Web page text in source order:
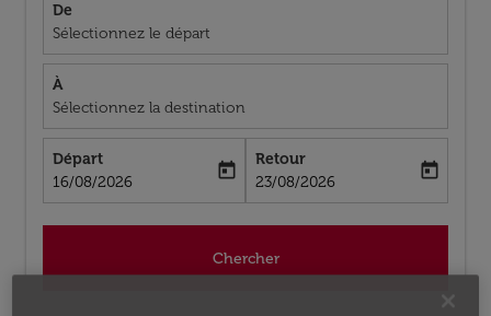
De
Sélectionnez le départ
À
Sélectionnez la destination
Départ
fc-booking-departure-date-aria-label
16/08/2026
today
Retour
fc-booking-return-date-aria-label
23/08/2026
today
Chercher